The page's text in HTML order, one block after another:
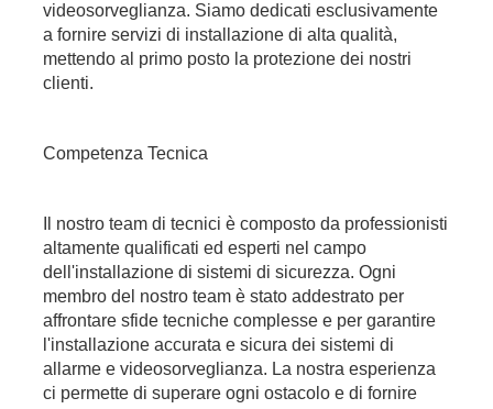
videosorveglianza. Siamo dedicati esclusivamente
a fornire servizi di installazione di alta qualità,
mettendo al primo posto la protezione dei nostri
clienti.
Competenza Tecnica
Il nostro team di tecnici è composto da professionisti
altamente qualificati ed esperti nel campo
dell'installazione di sistemi di sicurezza. Ogni
membro del nostro team è stato addestrato per
affrontare sfide tecniche complesse e per garantire
l'installazione accurata e sicura dei sistemi di
allarme e videosorveglianza. La nostra esperienza
ci permette di superare ogni ostacolo e di fornire